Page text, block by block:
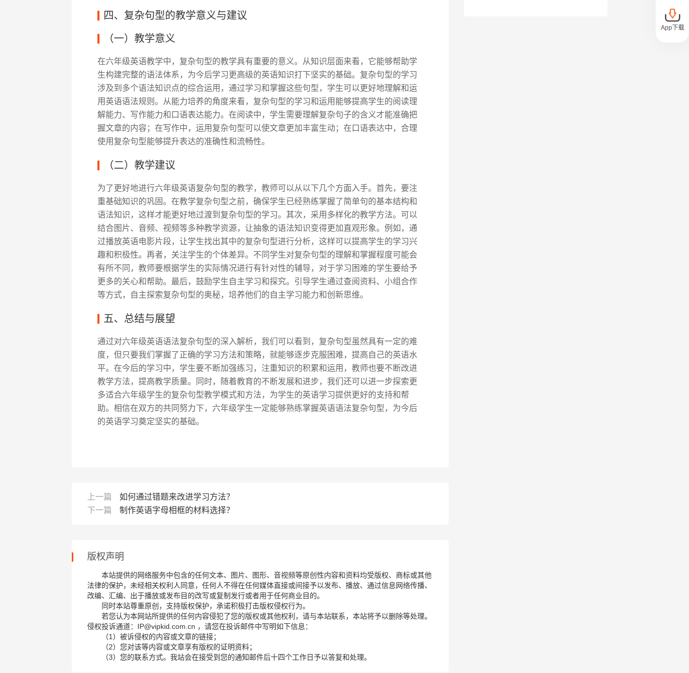
四、复杂句型的教学意义与建议
（一）教学意义
在六年级英语教学中，复杂句型的教学具有重要的意义。从知识层面来看，它能够帮助学
生构建完整的语法体系，为今后学习更高级的英语知识打下坚实的基础。复杂句型的学习
涉及到多个语法知识点的综合运用，通过学习和掌握这些句型，学生可以更好地理解和运
用英语语法规则。从能力培养的角度来看，复杂句型的学习和运用能够提高学生的阅读理
解能力、写作能力和口语表达能力。在阅读中，学生需要理解复杂句子的含义才能准确把
握文章的内容；在写作中，运用复杂句型可以使文章更加丰富生动；在口语表达中，合理
使用复杂句型能够提升表达的准确性和流畅性。
（二）教学建议
为了更好地进行六年级英语复杂句型的教学，教师可以从以下几个方面入手。首先，要注
重基础知识的巩固。在教学复杂句型之前，确保学生已经熟练掌握了简单句的基本结构和
语法知识，这样才能更好地过渡到复杂句型的学习。其次，采用多样化的教学方法。可以
结合图片、音频、视频等多种教学资源，让抽象的语法知识变得更加直观形象。例如，通
过播放英语电影片段，让学生找出其中的复杂句型进行分析，这样可以提高学生的学习兴
趣和积极性。再者，关注学生的个体差异。不同学生对复杂句型的理解和掌握程度可能会
有所不同，教师要根据学生的实际情况进行有针对性的辅导，对于学习困难的学生要给予
更多的关心和帮助。最后，鼓励学生自主学习和探究。引导学生通过查阅资料、小组合作
等方式，自主探索复杂句型的奥秘，培养他们的自主学习能力和创新思维。
五、总结与展望
通过对六年级英语语法复杂句型的深入解析，我们可以看到，复杂句型虽然具有一定的难
度，但只要我们掌握了正确的学习方法和策略，就能够逐步克服困难，提高自己的英语水
平。在今后的学习中，学生要不断加强练习，注重知识的积累和运用，教师也要不断改进
教学方法，提高教学质量。同时，随着教育的不断发展和进步，我们还可以进一步探索更
多适合六年级学生的复杂句型教学模式和方法，为学生的英语学习提供更好的支持和帮
助。相信在双方的共同努力下，六年级学生一定能够熟练掌握英语语法复杂句型，为今后
的英语学习奠定坚实的基础。
上一篇
如何通过错题来改进学习方法？
下一篇
制作英语字母相框的材料选择？
版权声明
本站提供的网络服务中包含的任何文本、图片、图形、音视频等原创性内容和资料均受版权、商标或其他
法律的保护，未经相关权利人同意，任何人不得在任何媒体直接或间接予以发布、播放、通过信息网络传播、
改编、汇编、出于播放或发布目的改写或复制发行或者用于任何商业目的。
同时本站尊重原创，支持版权保护，承诺积极打击版权侵权行为。
若您认为本网站所提供的任何内容侵犯了您的版权或其他权利，请与本站联系，本站将予以删除等处理。
侵权投诉通道：IP@vipkid.com.cn ，请您在投诉邮件中写明如下信息：
（1）被诉侵权的内容或文章的链接；
（2）您对该等内容或文章享有版权的证明资料；
（3）您的联系方式。我站会在接受到您的通知邮件后十四个工作日予以答复和处理。
App下载